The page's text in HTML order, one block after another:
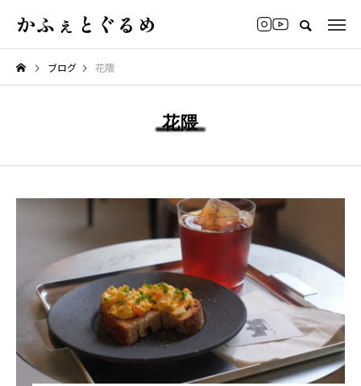
かふぇとぐるめ
ブログ 花隈
花隈